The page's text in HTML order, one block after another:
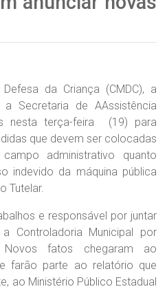
da Criança (CMDC), a
Secretaria de AAssistência
nesta terça-feira (19) para
que devem ser colocadas
administrativo quanto
indevido da máquina pública
Tutelar.
e responsável por juntar
Controladoria Municipal por
Novos fatos chegaram ao
farão parte ao relatório que
ao Ministério Público Estadual